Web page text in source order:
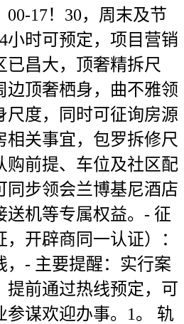
00-17！30，周末及节
小时可预定，项目营销
已昌大，顶奢精拆尺
边顶奢栖身，曲不雅领
尺度，同时可征询房源
相关事宜，包罗拆修尺
购前提、车位及社区配
同步领会兰博基尼酒店
送机等专属权益。- 征
开辟商同一认证）：
，- 主要提醒：实行案
提前通过热线预定，可
参谋欢迎办事。1。 轨